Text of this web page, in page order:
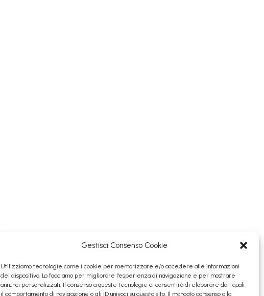
Gestisci Consenso Cookie
Utilizziamo tecnologie come i cookie per memorizzare e/o accedere alle informazioni
del dispositivo. Lo facciamo per migliorare l'esperienza di navigazione e per mostrare
annunci personalizzati. Il consenso a queste tecnologie ci consentirà di elaborare dati quali
il comportamento di navigazione o gli ID univoci su questo sito. Il mancato consenso o la